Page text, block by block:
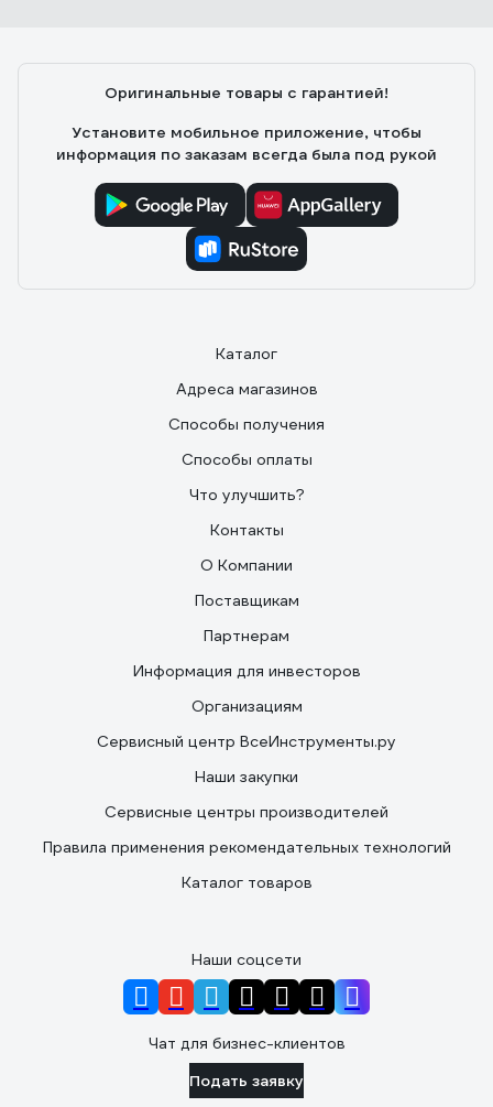
Оригинальные товары с гарантией!
Установите мобильное приложение, чтобы
информация по заказам всегда была под рукой
Каталог
Адреса магазинов
Способы получения
Способы оплаты
Что улучшить?
Контакты
О Компании
Поставщикам
Партнерам
Информация для инвесторов
Организациям
Сервисный центр ВсеИнструменты.ру
Наши закупки
Сервисные центры производителей
Правила применения рекомендательных технологий
Каталог товаров
Наши соцсети
Чат для бизнес-клиентов
Подать заявку